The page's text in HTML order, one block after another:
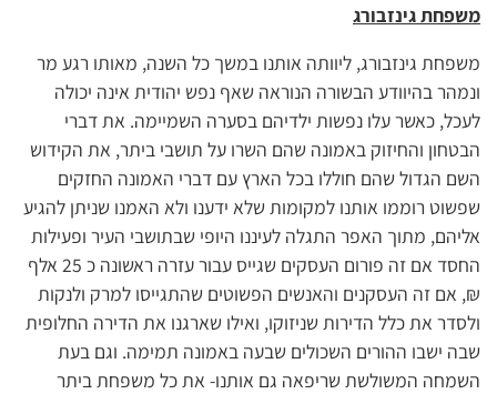
משפחת גינזבורג
משפחת גינזבורג, ליוותה אותנו במשך כל השנה, מאותו רגע מר
ונמהר בהיוודע הבשורה הנוראה שאף נפש יהודית אינה יכולה
לעכל, כאשר עלו נפשות ילדיהם בסערה השמיימה. את דברי
הבטחון והחיזוק באמונה שהם השרו על תושבי ביתר, את הקידוש
השם הגדול שהם חוללו בכל הארץ עם דברי האמונה החזקים
שפשוט רוממו אותנו למקומות שלא ידענו ולא האמנו שניתן להגיע
אליהם, מתוך האפר התגלה לעיננו היופי שבתושבי העיר ופעילות
החסד אם זה פורום העסקים שגייס עבור עזרה ראשונה כ 25 אלף
₪, אם זה העסקנים והאנשים הפשוטים שהתגייסו למרק ולנקות
ולסדר את כלל הדירות שניזוקו, ואילו שארגנו את הדירה החלופית
שבה ישבו ההורים השכולים שבעה באמונה תמימה. וגם בעת
השמחה המשולשת שריפאה גם אותנו- את כל משפחת ביתר